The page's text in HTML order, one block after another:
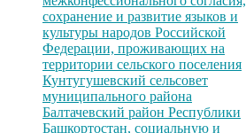
сохранение и развитие языков и
культуры народов Российской
Федерации, проживающих на
территории сельского поселения
Кунтугушевский сельсовет
муниципального района
Балтачевский район Республики
Башкортостан, социальную и